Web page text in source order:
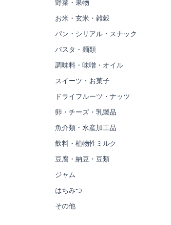
野菜・果物
お米・玄米・雑穀
パン・シリアル・スナック
パスタ・麺類
調味料・味噌・オイル
スイーツ・お菓子
ドライフルーツ・ナッツ
卵・チーズ・乳製品
魚介類・水産加工品
飲料・植物性ミルク
豆腐・納豆・豆類
ジャム
はちみつ
その他